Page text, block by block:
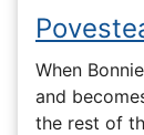
When
and
the rest of